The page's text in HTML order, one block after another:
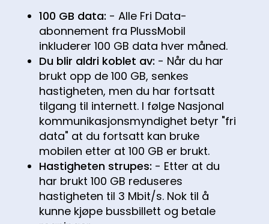
100 GB data: - Alle Fri Data-
abonnement fra PlussMobil
inkluderer 100 GB data hver måned.
Du blir aldri koblet av: - Når du har
brukt opp de 100 GB, senkes
hastigheten, men du har fortsatt
tilgang til internett. I følge Nasjonal
kommunikasjonsmyndighet betyr "fri
data" at du fortsatt kan bruke
mobilen etter at 100 GB er brukt.
Hastigheten strupes: - Etter at du
har brukt 100 GB reduseres
hastigheten til 3 Mbit/s. Nok til å
kunne kjøpe bussbillett og betale